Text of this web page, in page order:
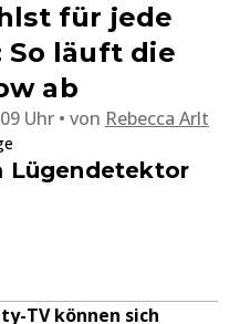
für jede
So läuft die
ab
Uhr von Rebecca Arlt
Lügendetektor
TV können sich